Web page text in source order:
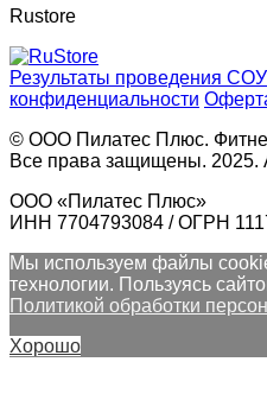
Rustore
Результаты проведения
конфиденциальности
© ООО Пилатес Плюс.
Все права защищены. 2025.
ООО «Пилатес Плюс»
ИНН 7704793084 / ОГРН
Мы используем файлы
технологии. Пользуясь
Политикой обработки
Хорошо